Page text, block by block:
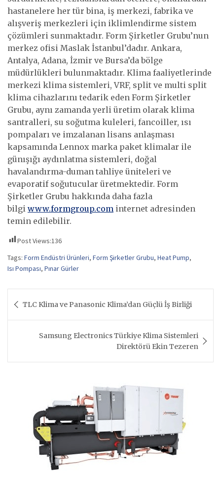
hastanelere her tür bina, iş merkezi, fabrika ve
alışveriş merkezleri için iklimlendirme sistem
çözümleri sunmaktadır. Form Şirketler Grubu’nun
merkez ofisi Maslak İstanbul’dadır. Ankara,
Antalya, Adana, İzmir ve Bursa’da bölge
müdürlükleri bulunmaktadır. Klima faaliyetlerinde
merkezi klima sistemleri, VRF, split ve multi split
klima cihazlarını tedarik eden Form Şirketler
Grubu, aynı zamanda yerli üretim olarak klima
santralleri, su soğutma kuleleri, fancoiller, ısı
pompaları ve imzalanan lisans anlaşması
kapsamında Lennox marka paket klimalar ile
günışığı aydınlatma sistemleri, doğal
havalandırma-duman tahliye üniteleri ve
evaporatif soğutucular üretmektedir. Form
Şirketler Grubu hakkında daha fazla
bilgi www.formgroup.com internet adresinden
temin edilebilir.
Post Views:136
Tags: Form Endüstri Ürünleri, Form Şirketler Grubu, Heat Pump,
Isı Pompası, Pınar Gürler
gezinmesi
TLC Klima ve Panasonic Klima’dan Güçlü İş Birliği
Samsung Electronics Türkiye Klima Sistemleri
Direktörü Ekin Tezeren